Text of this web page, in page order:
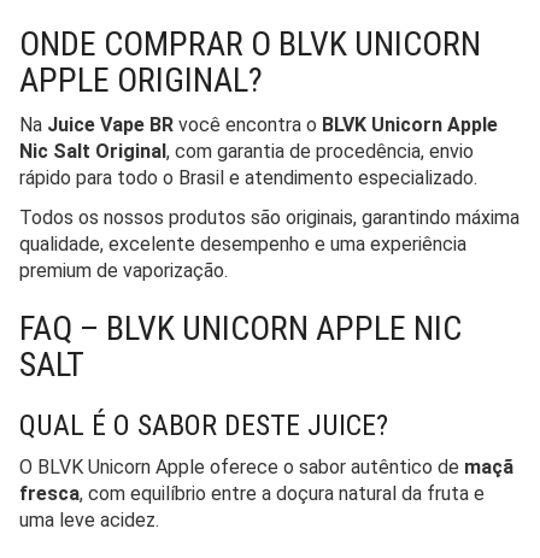
ONDE COMPRAR O BLVK UNICORN
APPLE ORIGINAL?
Na Juice Vape BR você encontra o BLVK Unicorn Apple
Nic Salt Original , com garantia de procedência, envio
rápido para todo o Brasil e atendimento especializado.
Todos os nossos produtos são originais, garantindo máxima
qualidade, excelente desempenho e uma experiência
premium de vaporização.
FAQ – BLVK UNICORN APPLE NIC
SALT
QUAL É O SABOR DESTE JUICE?
O BLVK Unicorn Apple oferece o sabor autêntico de maçã
fresca, com equilíbrio entre a doçura natural da fruta e
uma leve acidez.